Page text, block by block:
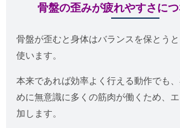
骨盤の歪みが疲れやすさに
骨盤が歪むと身体はバランスを保とう
使います。
本来であれば効率よく行える動作でも
めに無意識に多くの筋肉が働くため、
加します。